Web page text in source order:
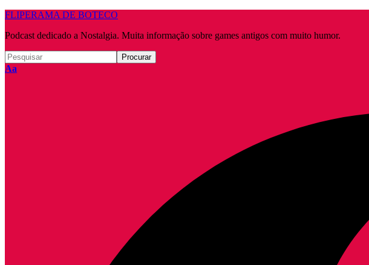
FLIPERAMA DE BOTECO
Podcast dedicado a Nostalgia. Muita informação sobre games antigos com muito humor.
Redimensionar
Aa